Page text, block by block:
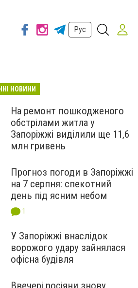
Рус
НОВИНИ
На ремонт пошкодженого
обстрілами житла у
Запоріжжі виділили ще 11,6
млн гривень
Прогноз погоди в Запоріжжі
на 7 серпня: спекотний
день під ясним небом
1
У Запоріжжі внаслідок
ворожого удару зайнялася
офісна будівля
Ввечері росіяни знову